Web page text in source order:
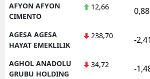
AFYON AFYON
CIMENTO
12,66 0,88
AGESA AGESA
HAYAT EMEKLILIK
238,70 -2,41
AGHOL ANADOLU
GRUBU HOLDING
34,72 -